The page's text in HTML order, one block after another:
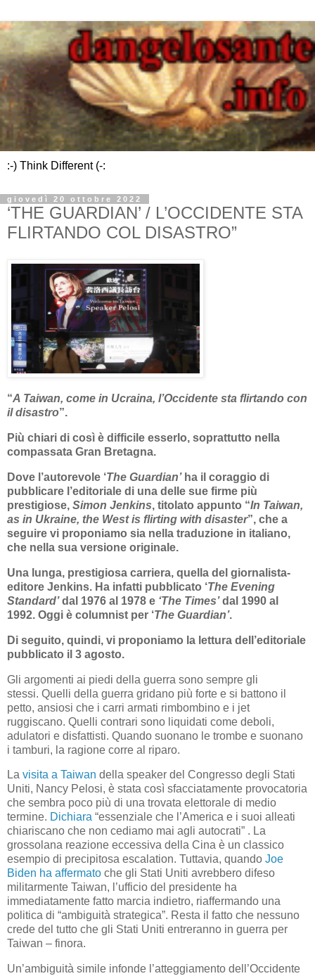
:-) Think Different (-:
giovedì 20 ottobre 2022
‘THE GUARDIAN’ / L’OCCIDENTE STA
FLIRTANDO COL DISASTRO”
“A Taiwan, come in Ucraina, l’Occidente sta flirtando con
il disastro”.
Più chiari di così è difficile esserlo, soprattutto nella
compassata Gran Bretagna.
Dove l’autorevole ‘The Guardian’ha il coraggio di
pubblicare l’editoriale di una delle sue firme più
prestigiose, Simon Jenkins, titolato appunto “In Taiwan,
as in Ukraine, the West is flirting with disaster”, che a
seguire vi proponiamo sia nella traduzione in italiano,
che nella sua versione originale.
Una lunga, prestigiosa carriera, quella del giornalista-
editore Jenkins. Ha infatti pubblicato ‘The Evening
Standard’dal 1976 al 1978 e ‘The Times’dal 1990 al
1992. Oggi è columnist per ‘The Guardian’.
Di seguito, quindi, vi proponiamo la lettura dell’editoriale
pubblicato il 3 agosto.
Gli argomenti ai piedi della guerra sono sempre gli
stessi. Quelli della guerra gridano più forte e si battono il
petto, ansiosi che i carri armati rimbombino e i jet
ruggiscano. Quelli contrari sono liquidati come deboli,
adulatori e disfattisti. Quando suonano le trombe e suonano
i tamburi, la ragione corre al riparo.
La visita a Taiwan della speaker del Congresso degli Stati
Uniti, Nancy Pelosi, è stata così sfacciatamente provocatoria
che sembra poco più di una trovata elettorale di medio
termine. Dichiara “essenziale che l’America e i suoi alleati
chiariscano che non cediamo mai agli autocrati” . La
grossolana reazione eccessiva della Cina è un classico
esempio di precipitosa escalation. Tuttavia, quando Joe
Biden ha affermato che gli Stati Uniti avrebbero difeso
militarmente Taiwan, l’ufficio del presidente ha
immediatamente fatto marcia indietro, riaffermando una
politica di “ambiguità strategica”. Resta il fatto che nessuno
crede del tutto che gli Stati Uniti entreranno in guerra per
Taiwan – finora.
Un’ambiguità simile infonde l’atteggiamento dell’Occidente